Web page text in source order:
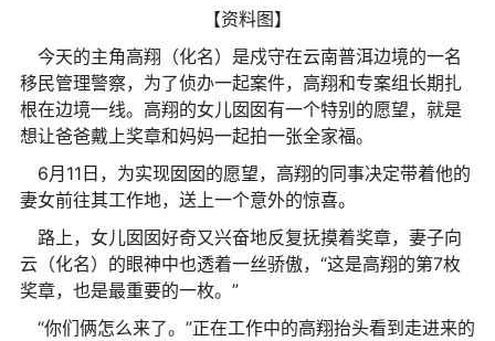
【资料图】
今天的主角高翔（化名）是戍守在云南普洱边境的一名
移民管理警察，为了侦办一起案件，高翔和专案组长期扎
根在边境一线。高翔的女儿囡囡有一个特别的愿望，就是
想让爸爸戴上奖章和妈妈一起拍一张全家福。
6月11日，为实现囡囡的愿望，高翔的同事决定带着他的
妻女前往其工作地，送上一个意外的惊喜。
路上，女儿囡囡好奇又兴奋地反复抚摸着奖章，妻子向
云（化名）的眼神中也透着一丝骄傲，“这是高翔的第7枚
奖章，也是最重要的一枚。”
“你们俩怎么来了。”正在工作中的高翔抬头看到走进来的